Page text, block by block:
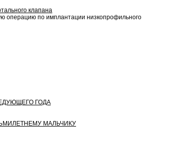
клапана
операцию по имплантации низкопрофильного
ГОДА
МАЛЬЧИКУ